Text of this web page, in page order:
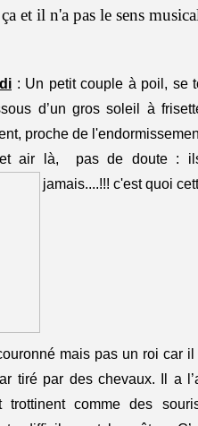
et il n'a pas le sens
: Un petit couple à poil, se
d’un gros soleil à
proche de
air là, pas de doute :
jamais....!!! c'est quoi
mais pas un roi car
tiré par des chevaux. Il a
trottinent comme des